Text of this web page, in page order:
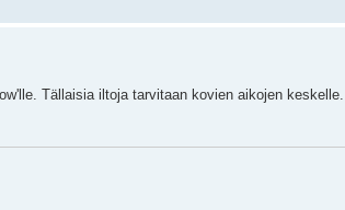
Tällaisia iltoja tarvitaan kovien aikojen keskelle.